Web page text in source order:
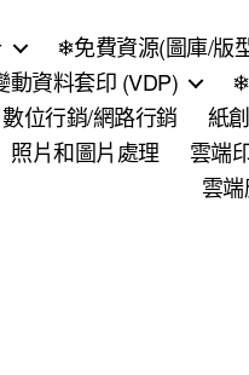
❄免費資源(圖庫/版
動資料套印 (VDP)
數位行銷/網路行銷
紙
照片和圖片處理
雲端
雲